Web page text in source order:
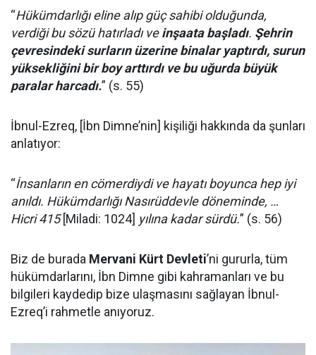
“Hükümdarlığı eline alıp güç sahibi olduğunda,
verdiği bu sözü hatırladı veinşaata başladı. Şehrin
çevresindeki surların üzerine binalar yaptırdı, surun
yüksekliğini bir boy arttırdı ve bu uğurda büyük
paralar harcadı.” (s. 55)
İbnul-Ezreq, [İbn Dimne’nin] kişiliği hakkında da şunları
anlatıyor:
“İnsanların en cömerdiydi ve hayatı boyunca hep iyi
anıldı. Hükümdarlığı Nasırüddevle döneminde, …
Hicri 415[Miladi: 1024] yılına kadar sürdü.” (s. 56)
Biz de burada Mervani Kürt Devleti’ni gururla, tüm
hükümdarlarını, İbn Dimne gibi kahramanları ve bu
bilgileri kaydedip bize ulaşmasını sağlayan İbnul-
Ezreq’i rahmetle anıyoruz.